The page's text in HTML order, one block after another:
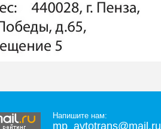
Напишите нам:
mp_avtotrans@mail.ru